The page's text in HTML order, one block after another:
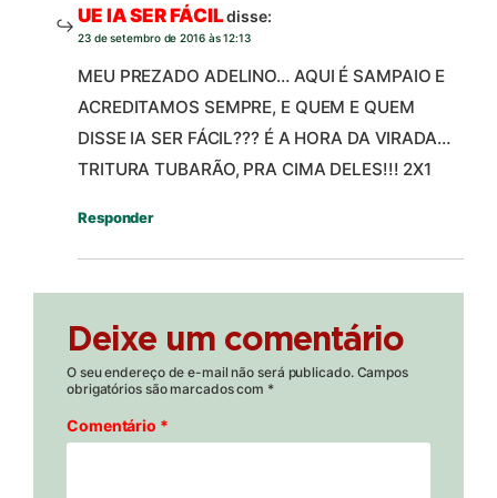
UE IA SER FÁCILdisse:
23 de setembro de 2016 às 12:13
MEU PREZADO ADELINO… AQUI É SAMPAIO E
ACREDITAMOS SEMPRE, E QUEM E QUEM
DISSE IA SER FÁCIL??? É A HORA DA VIRADA…
TRITURA TUBARÃO, PRA CIMA DELES!!! 2X1
Responder
Deixe um comentário
O seu endereço de e-mail não será publicado. Campos
obrigatórios são marcados com *
Comentário *